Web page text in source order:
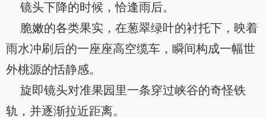
镜头下降的时候，恰逢雨后。
脆嫩的各类果实，在葱翠绿叶的衬托下，映着
雨水冲刷后的一座座高空缆车，瞬间构成一幅世
外桃源的恬静感。
旋即镜头对准果园里一条穿过峡谷的奇怪铁
轨，并逐渐拉近距离。